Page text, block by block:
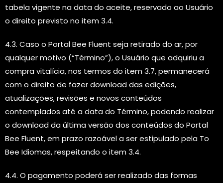
tabela vigente na data do aceite, reservado ao Usuário
o direito previsto no item 3.4.
4.3. Caso o Portal Bee Fluent seja retirado do ar, por
qualquer motivo (“Término”), o Usuário que adquiriu a
compra vitalícia, nos termos do item 3.7, permanecerá
com o direito de fazer download das edições,
atualizações, revisões e novos conteúdos
contemplados até a data do Término, podendo realizar
o download da última versão dos conteúdos do Portal
Bee Fluent, em prazo razoável a ser estipulado pela To
Bee Idiomas, respeitando o item 3.4.
4.4. O pagamento poderá ser realizado das formas